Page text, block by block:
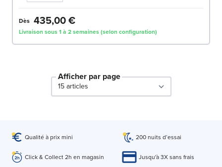
Dès 435,00 €
Livraison sous 1 à 2 semaines (selon configuration)
Afficher par page
Qualité à prix mini 200 nuits d’essai
Click & Collect 2h en magasin Jusqu'à 3X sans frais